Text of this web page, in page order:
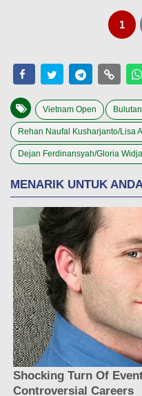
1
Vietnam Open
Rehan Naufal Kusharjanto/Lisa
Dejan Ferdinansyah/Gloria